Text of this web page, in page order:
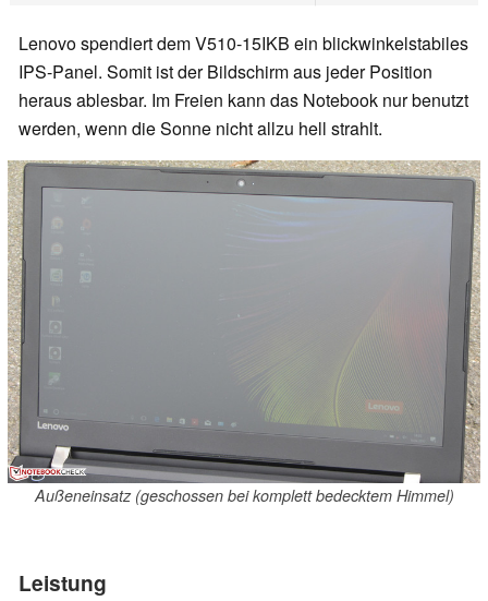
Lenovo spendiert dem V510-15IKB ein blickwinkelstabiles
IPS-Panel. Somit ist der Bildschirm aus jeder Position
heraus ablesbar. Im Freien kann das Notebook nur benutzt
werden, wenn die Sonne nicht allzu hell strahlt.
Außeneinsatz (geschossen bei komplett bedecktem Himmel)
Leistung